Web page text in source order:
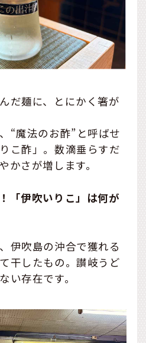
だ麺に、とにかく箸が
“魔法のお酢”と呼ばせ
こ酢」。数滴垂らすだ
かさが増します。
「伊吹いりこ」は何が
伊吹島の沖合で獲れる
干したもの。讃岐うど
い存在です。